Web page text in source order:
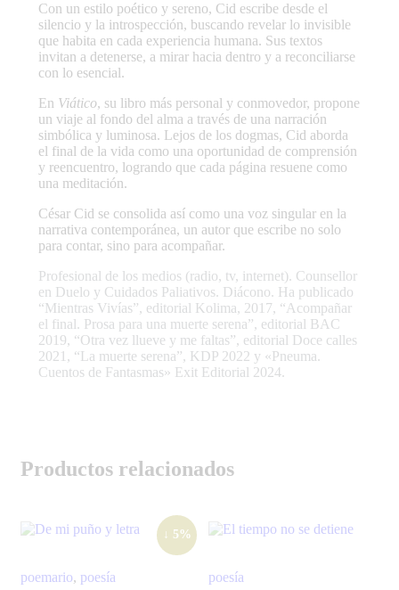
Con un estilo poético y sereno, Cid escribe desde el
silencio y la introspección, buscando revelar lo invisible
que habita en cada experiencia humana. Sus textos
invitan a detenerse, a mirar hacia dentro y a reconciliarse
con lo esencial.
En Viático, su libro más personal y conmovedor, propone
un viaje al fondo del alma a través de una narración
simbólica y luminosa. Lejos de los dogmas, Cid aborda
el final de la vida como una oportunidad de comprensión
y reencuentro, logrando que cada página resuene como
una meditación.
César Cid se consolida así como una voz singular en la
narrativa contemporánea, un autor que escribe no solo
para contar, sino para acompañar.
Profesional de los medios (radio, tv, internet). Counsellor
en Duelo y Cuidados Paliativos. Diácono. Ha publicado
“Mientras Vivías”, editorial Kolima, 2017, “Acompañar
el final. Prosa para una muerte serena”, editorial BAC
2019, “Otra vez llueve y me faltas”, editorial Doce calles
2021, “La muerte serena”, KDP 2022 y «Pneuma.
Cuentos de Fantasmas» Exit Editorial 2024.
Productos relacionados
↓ 5%
poemario, poesía
poesía